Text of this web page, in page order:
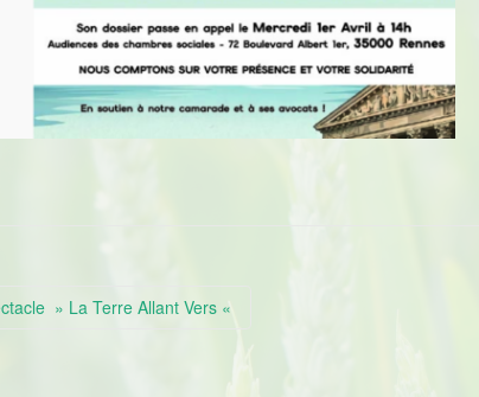
» La Terre Allant Vers «